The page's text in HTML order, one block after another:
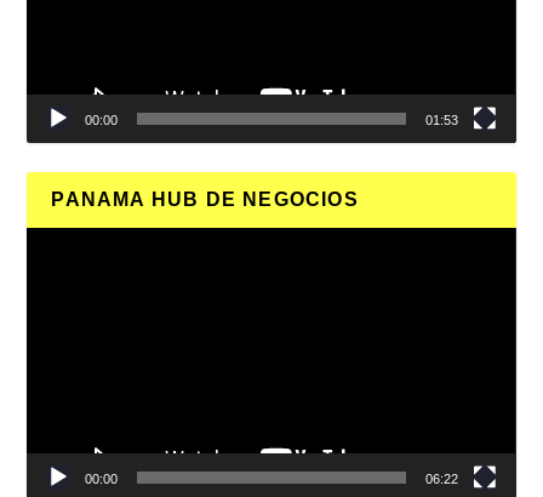
00:00 01:53
PANAMA HUB DE NEGOCIOS
00:00 06:22